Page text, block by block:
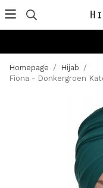
Homepage / Hijab /
Fiona - Donkergroen